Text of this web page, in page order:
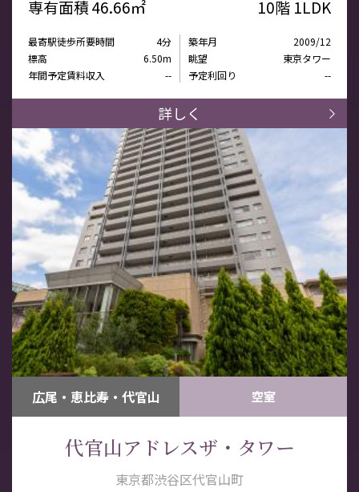
専有面積46.66㎡ 10階 1LDK
最寄駅徒歩所要時間
4分
標高
6.50m
年間予定賃料収入
--
築年月
2009/12
眺望
東京タワー
予定利回り
--
詳しく
広尾・恵比寿・代官山 空室
代官山アドレスザ・タワー
東京都渋谷区代官山町